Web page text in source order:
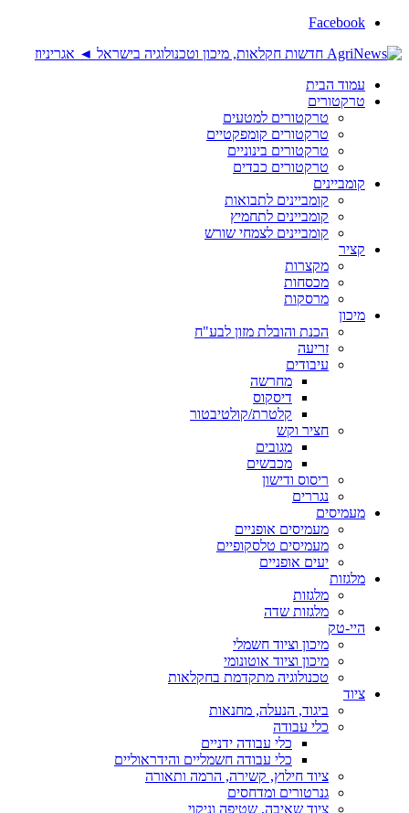
Facebook
עמוד הבית
טרקטורים
טרקטורים למטעים
טרקטורים קומפקטיים
טרקטורים בינוניים
טרקטורים כבדים
קומביינים
קומביינים לתבואות
קומביינים לתחמיץ
קומביינים לצמחי שורש
קציר
מקצרות
מכסחות
מרסקות
מיכון
הכנת והובלת מזון לבע"ח
זריעה
עיבודים
מחרשה
דיסקוס
קלטרת/קולטיבטור
חציר וקש
מגובים
מכבשים
ריסוס ודישון
נגררים
מעמיסים
מעמיסים אופניים
מעמיסים טלסקופיים
יעים אופניים
מלגזות
מלגזות
מלגזות שדה
היי-טק
מיכון וציוד חשמלי
מיכון וציוד אוטונומי
טכנולוגיה מתקדמת בחקלאות
ציוד
ביגוד, הנעלה, מחנאות
כלי עבודה
כלי עבודה ידניים
כלי עבודה חשמליים והידראוליים
ציוד חילוץ, קשירה, הרמה ותאורה
גנרטורים ומדחסים
ציוד שאיבה, שטיפה וניקוי